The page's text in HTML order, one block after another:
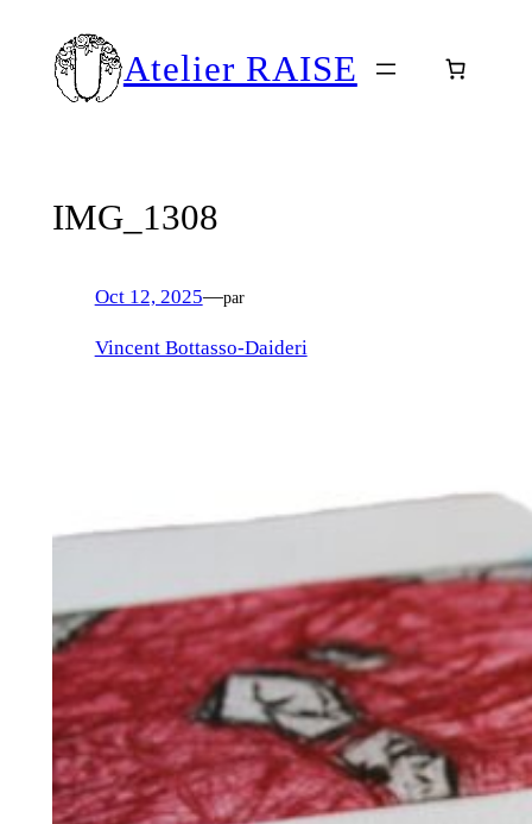
contenu
Atelier RAISE
IMG_1308
Oct 12, 2025—par
Vincent Bottasso-Daideri